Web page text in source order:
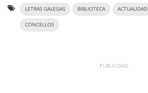
LETRAS GALEGAS BIBLIOTECA ACTUALIDAD
CONCELLOS